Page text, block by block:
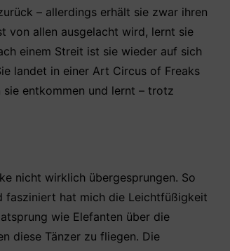
– allerdings erhält sie zwar ihren
von allen ausgelacht wird, lernt sie
einem Streit ist sie wieder auf sich
landet in einer Art Circus of Freaks
entkommen und lernt – trotz
nicht wirklich übergesprungen. So
fasziniert hat mich die Leichtfüßigkeit
wie Elefanten über die
diese Tänzer zu fliegen. Die